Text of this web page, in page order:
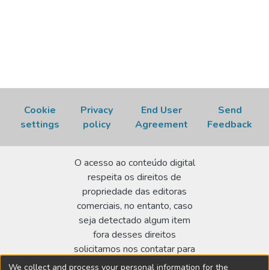
Cookie
settings
Privacy
policy
End User
Agreement
Send
Feedback
O acesso ao conteúdo digital
respeita os direitos de
propriedade das editoras
comerciais, no entanto, caso
seja detectado algum item
fora desses direitos
solicitamos nos contatar para
realizar a regularização.
We collect and process your personal information for the